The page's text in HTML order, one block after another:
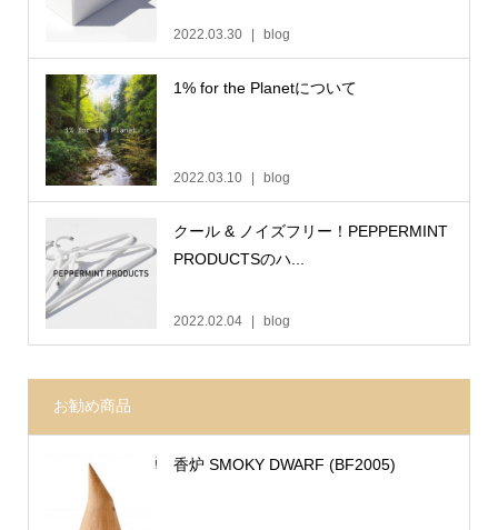
2022.03.30 blog
1% for the Planetについて
2022.03.10 blog
クール & ノイズフリー！PEPPERMINT
PRODUCTSのハ...
2022.02.04 blog
お勧め商品
香炉 SMOKY DWARF (BF2005)